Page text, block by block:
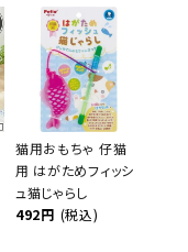
猫用おもちゃ 仔猫
用 はがためフィッシ
ュ猫じゃらし
492円 (税込)